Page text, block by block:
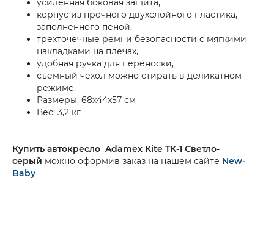
усиленная боковая защита,
корпус из прочного двухслойного пластика,
заполненного пеной,
трехточечные ремни безопасности с мягкими
накладками на плечах,
удобная ручка для переноски,
съемный чехол можно стирать в деликатном
режиме.
Размеры: 68х44х57 см
Вес: 3,2 кг
Купить автокресло Adamex Kite TK-1 Светло-
серый можно оформив заказ на нашем сайте New-
Baby